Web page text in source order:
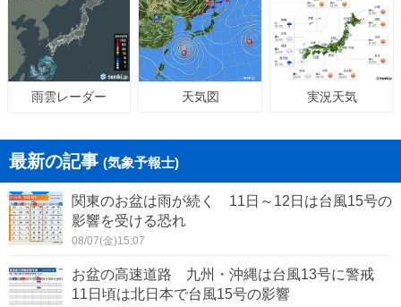
雨雲レーダー 天気図 実況天気
最新の記事 (気象予報士)
関東のお盆は雨が続く 11日～12日は台風15号の
影響を受ける恐れ
08/07(金)15:07
お盆の高速道路 九州・沖縄は台風13号に警戒
11日頃は北日本で台風15号の影響